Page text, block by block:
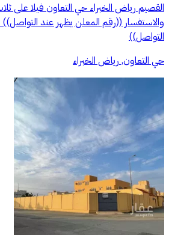
القصيم رياض الخبراء حي التعاون فيلا على
والاستفسار ((رقم المعلن يظهر عند
التواصل))
حي التعاون, رياض الخبراء